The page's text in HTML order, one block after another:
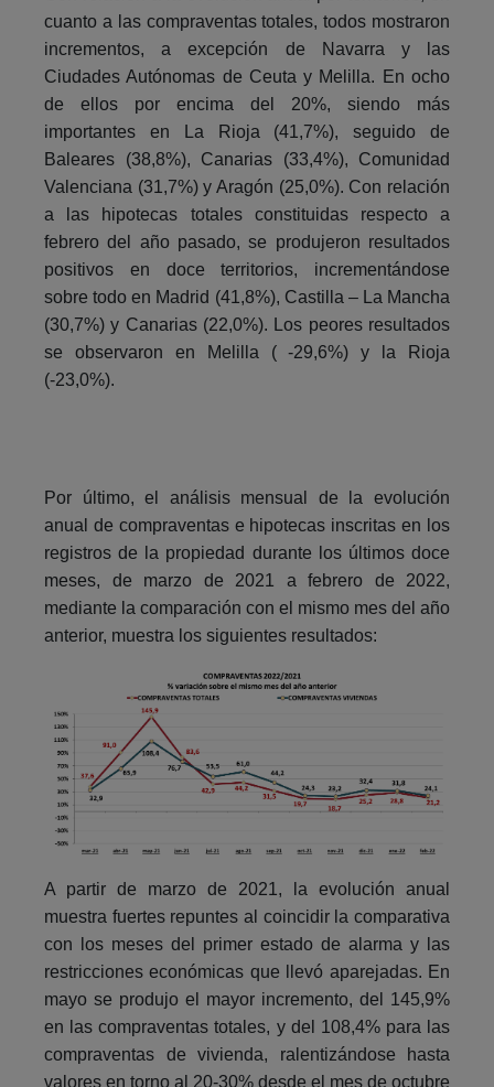
cuanto a las compraventas totales, todos mostraron
incrementos, a excepción de Navarra y las
Ciudades Autónomas de Ceuta y Melilla. En ocho
de ellos por encima del 20%, siendo más
importantes en La Rioja (41,7%), seguido de
Baleares (38,8%), Canarias (33,4%), Comunidad
Valenciana (31,7%) y Aragón (25,0%). Con relación
a las hipotecas totales constituidas respecto a
febrero del año pasado, se produjeron resultados
positivos en doce territorios, incrementándose
sobre todo en Madrid (41,8%), Castilla – La Mancha
(30,7%) y Canarias (22,0%). Los peores resultados
se observaron en Melilla ( -29,6%) y la Rioja
(-23,0%).
Por último, el análisis mensual de la evolución
anual de compraventas e hipotecas inscritas en los
registros de la propiedad durante los últimos doce
meses, de marzo de 2021 a febrero de 2022,
mediante la comparación con el mismo mes del año
anterior, muestra los siguientes resultados:
A partir de marzo de 2021, la evolución anual
muestra fuertes repuntes al coincidir la comparativa
con los meses del primer estado de alarma y las
restricciones económicas que llevó aparejadas. En
mayo se produjo el mayor incremento, del 145,9%
en las compraventas totales, y del 108,4% para las
compraventas de vivienda, ralentizándose hasta
valores en torno al 20-30% desde el mes de octubre